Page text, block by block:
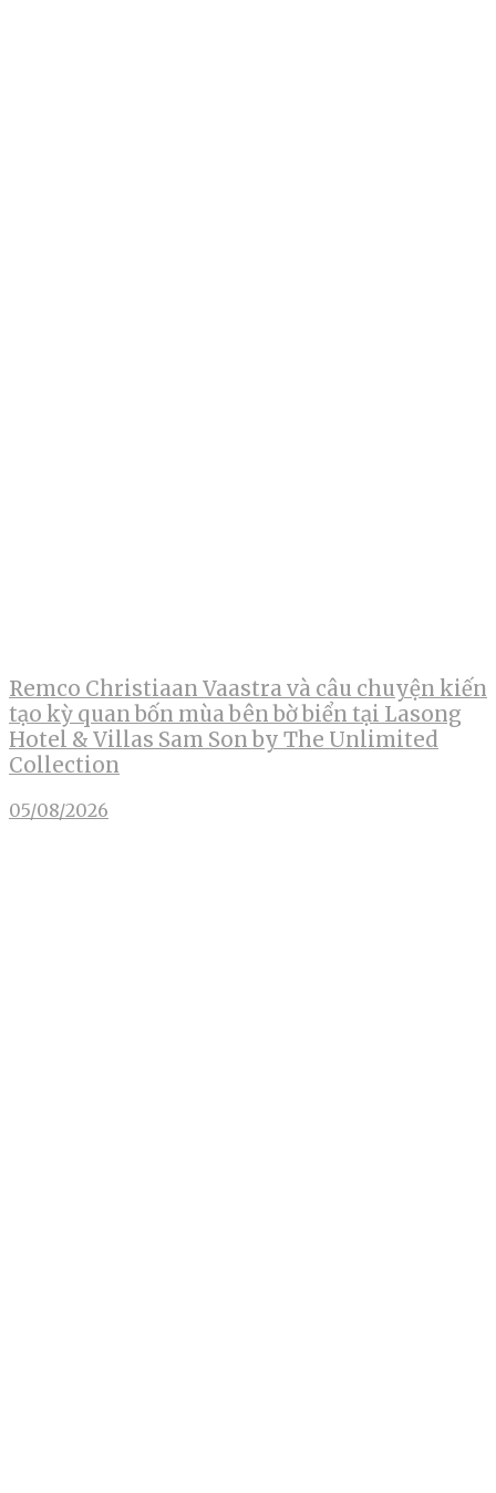
Remco Christiaan Vaastra và câu chuyện kiến
tạo kỳ quan bốn mùa bên bờ biển tại Lasong
Hotel & Villas Sam Son by The Unlimited
Collection
05/08/2026